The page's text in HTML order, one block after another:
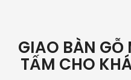
GIAO BÀN GỖ
TẤM CHO